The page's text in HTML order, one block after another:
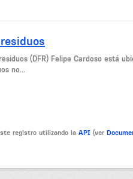
(DFR) Felipe Cardoso está
no...
registro utilizando la API (ver